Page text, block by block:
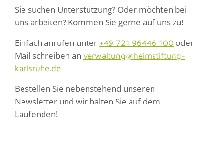
Sie suchen Unterstützung? Oder möchten bei
uns arbeiten? Kommen Sie gerne auf uns zu!
Einfach anrufen unter +49 721 96446 100 oder
Mail schreiben an verwaltung@heimstiftung-
karlsruhe.de
Bestellen Sie nebenstehend unseren
Newsletter und wir halten Sie auf dem
Laufenden!